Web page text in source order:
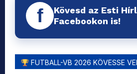
f
Kövesd az Esti
Facebookon is!
FUTBALL-VB 2026 KÖVESSE